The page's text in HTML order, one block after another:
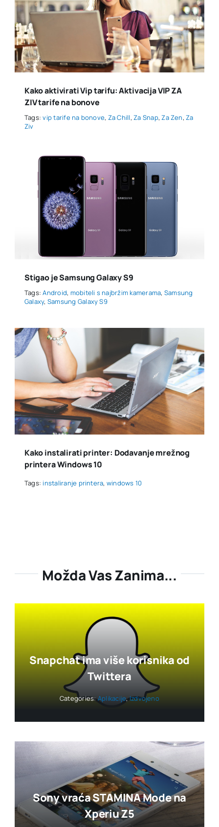
Kako aktivirati Vip tarifu: Aktivacija VIP ZA
ZIV tarife na bonove
Tags:vip tarife na bonove, Za Chill,Za Snap,Za Zen,Za
Ziv
Stigao je Samsung Galaxy S9
Tags:Android, mobiteli s najbržim kamerama, Samsung
Galaxy, Samsung Galaxy S9
Kako instalirati printer: Dodavanje mrežnog
printera Windows 10
Tags: instaliranje printera, windows 10
Možda Vas Zanima...
Snapchat ima više korisnika od
Twittera
Categories:Aplikacije,Izdvojeno
Sony vraća STAMINA Mode na
Xperiu Z5